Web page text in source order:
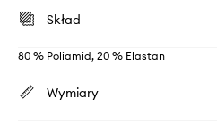
Skład
80 % Poliamid, 20 % Elastan
Wymiary